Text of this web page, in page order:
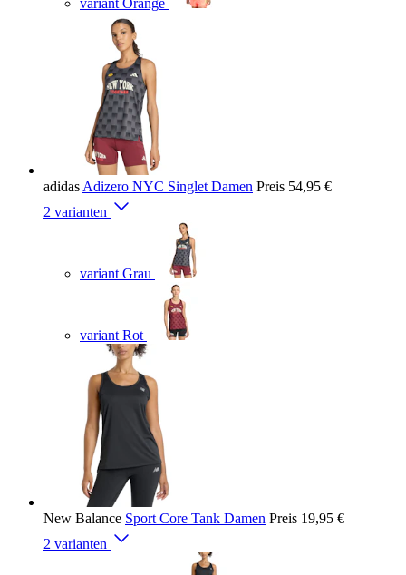
variant Orange
adidas Adizero NYC Singlet Damen Preis 54,95 €
2 varianten
variant Grau
variant Rot
New Balance Sport Core Tank Damen Preis 19,95 €
2 varianten